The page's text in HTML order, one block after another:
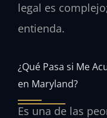
legal es
entienda.
¿Qué Pasa si Me
en Maryland?
Es una de las